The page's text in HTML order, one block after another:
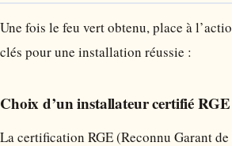
Une fois le feu vert obtenu, place à
clés pour une installation réussie :
Choix d’un installateur certifié RGE
La certification RGE (Reconnu Garant